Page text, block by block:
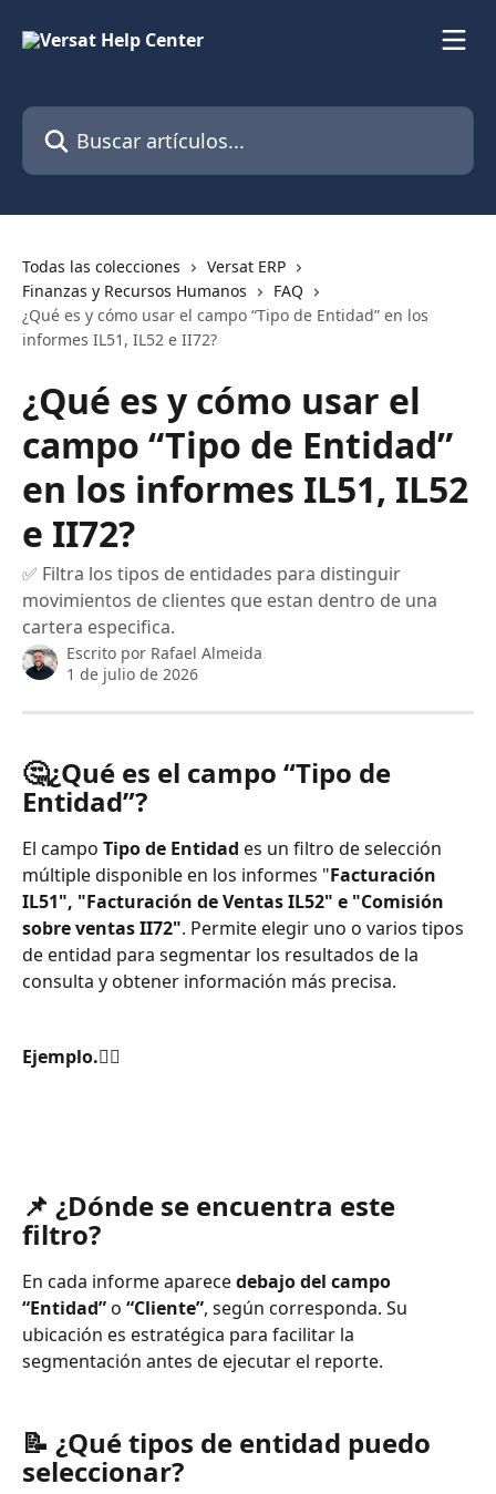
Buscar artículos...
Todas las colecciones
Versat ERP
Finanzas y Recursos Humanos
FAQ
¿Qué es y cómo usar el campo “Tipo de Entidad” en los
informes IL51, IL52 e II72?
¿Qué es y cómo usar el
campo “Tipo de Entidad”
en los informes IL51, IL52
e II72?
✅ Filtra los tipos de entidades para distinguir
movimientos de clientes que estan dentro de una
cartera especifica.
Escrito por Rafael Almeida
1 de julio de 2026
🤔¿Qué es el campo “Tipo de
Entidad”?
El campo Tipo de Entidad es un filtro de selección
múltiple disponible en los informes "Facturación
IL51", "Facturación de Ventas IL52" e "Comisión
sobre ventas II72". Permite elegir uno o varios tipos
de entidad para segmentar los resultados de la
consulta y obtener información más precisa.
Ejemplo.👇🏽
📌 ¿Dónde se encuentra este
filtro?
En cada informe aparece debajo del campo
“Entidad” o “Cliente”, según corresponda. Su
ubicación es estratégica para facilitar la
segmentación antes de ejecutar el reporte.
📝 ¿Qué tipos de entidad puedo
seleccionar?